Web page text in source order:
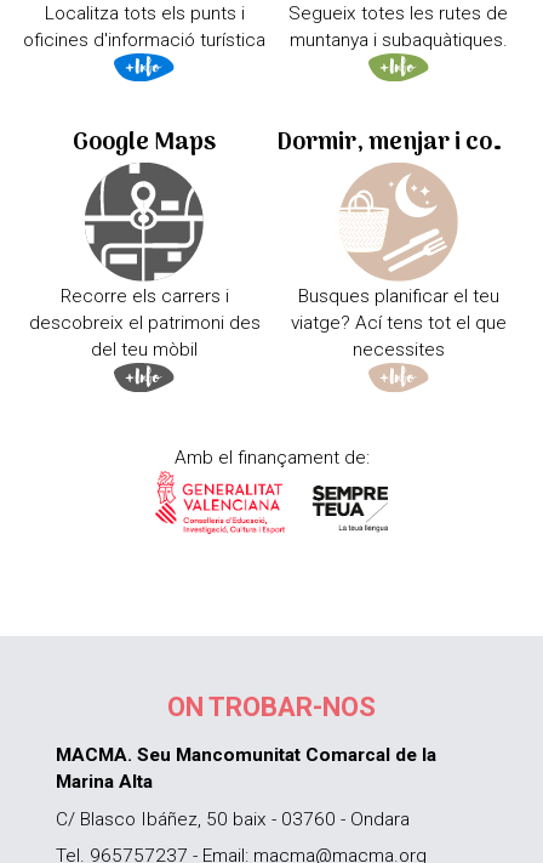
Localitza tots els punts i
oficines d'informació turística
Segueix totes les rutes de
muntanya i subaquàtiques.
Google Maps
Recorre els carrers i
descobreix el patrimoni des
del teu mòbil
Dormir, menjar i comprar
Busques planificar el teu
viatge? Ací tens tot el que
necessites
Amb el finançament de:
ON TROBAR-NOS
MACMA. Seu Mancomunitat Comarcal de la
Marina Alta
C/ Blasco Ibáñez, 50 baix - 03760 - Ondara
Tel. 965757237 - Email: macma@macma.org